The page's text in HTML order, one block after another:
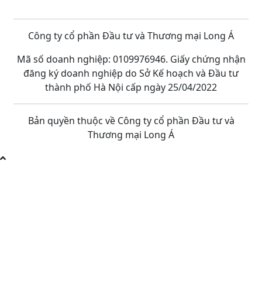
Công ty cổ phần Đầu tư và Thương mại Long Á
Mã số doanh nghiệp: 0109976946. Giấy chứng nhận
đăng ký doanh nghiệp do Sở Kế hoạch và Đầu tư
thành phố Hà Nội cấp ngày 25/04/2022
Bản quyền thuộc về Công ty cổ phần Đầu tư và
Thương mại Long Á